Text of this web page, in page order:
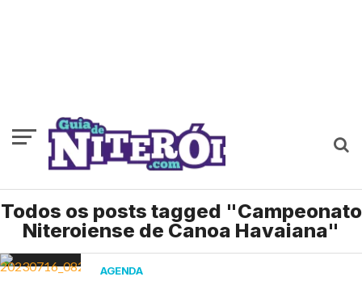
Todos os posts tagged "Campeonato
Niteroiense de Canoa Havaiana"
AGENDA